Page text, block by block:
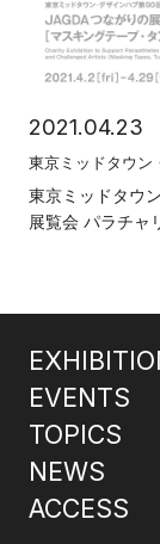
2021.04.23
東京ミッドタウン
東京ミッドタウ
展覧会 パラチャ
EVENTS
TOPICS
NEWS
ACCESS